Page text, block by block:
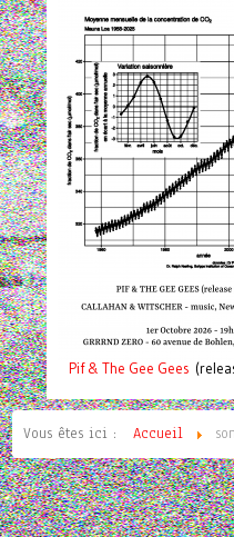
Pif& The Gee Gees
Vous êtes ici : Accueil